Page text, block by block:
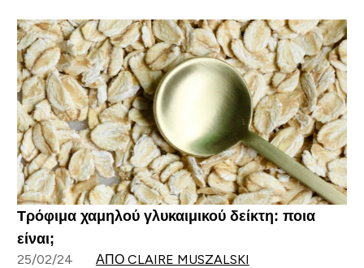
Τρόφιμα χαμηλού γλυκαιμικού δείκτη: ποια
είναι;
25/02/24 ΑΠΌ CLAIRE MUSZALSKI